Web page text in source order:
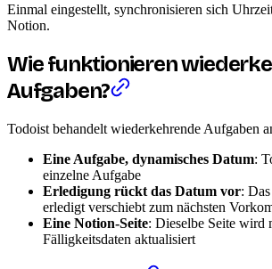
Einmal eingestellt, synchronisieren sich
Notion.
Wie funktionieren
Aufgaben?
Todoist behandelt wiederkehrende Aufgaben
Eine Aufgabe, dynamisches Datum:
einzelne Aufgabe
Erledigung rückt das Datum vor:
erledigt verschiebt zum nächsten
Eine Notion-Seite: Dieselbe Seite wird
Fälligkeitsdaten aktualisiert